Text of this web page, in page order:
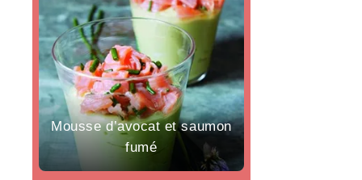
Mousse d’avocat et saumon
fumé